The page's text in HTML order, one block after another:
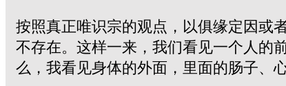
按照真正唯识宗的观点，以俱缘定因或
不存在。这样一来，我们看见一个人的
么，我看见身体的外面，里面的肠子、